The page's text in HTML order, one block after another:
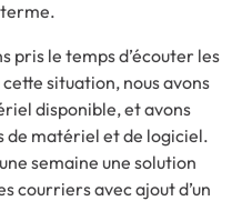
pris le temps d’écouter les
situation, nous avons
disponible, et avons
de matériel et de logiciel.
semaine une solution
courriers avec ajout d’un